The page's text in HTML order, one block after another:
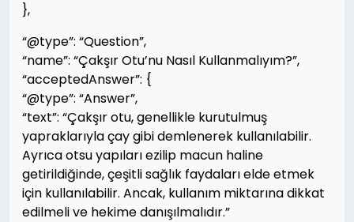
},
“@type”: “Question”,
“name”: “Çakşır Otu’nu Nasıl Kullanmalıyım?”,
“acceptedAnswer”: {
“@type”: “Answer”,
“text”: “Çakşır otu, genellikle kurutulmuş
yapraklarıyla çay gibi demlenerek kullanılabilir.
Ayrıca otsu yapıları ezilip macun haline
getirildiğinde, çeşitli sağlık faydaları elde etmek
için kullanılabilir. Ancak, kullanım miktarına dikkat
edilmeli ve hekime danışılmalıdır.”